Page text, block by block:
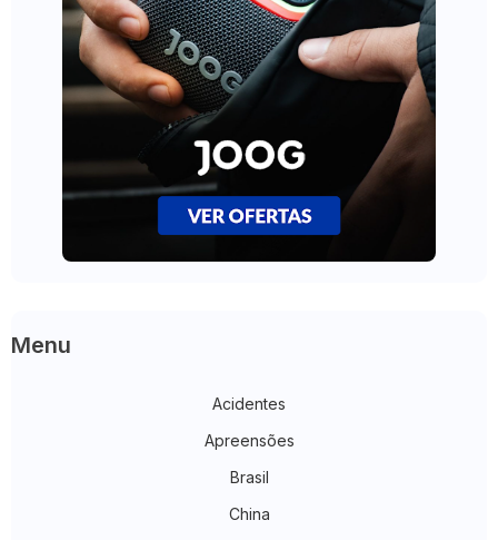
Menu
Acidentes
Apreensões
Brasil
China